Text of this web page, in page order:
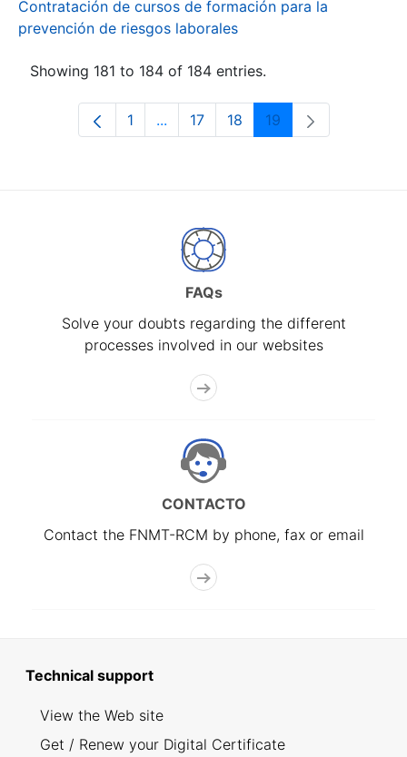
Contratación de cursos de formación para la
prevención de riesgos laborales
Showing 181 to 184 of 184 entries.
Page
1 ...Intermediate Pages Use TAB to
Page
17 Page
18 Page
19
FAQs
Solve your doubts regarding the different
processes involved in our websites
CONTACTO
Contact the FNMT-RCM by phone, fax or email
Technical support
View the Web site
Get / Renew your Digital Certificate